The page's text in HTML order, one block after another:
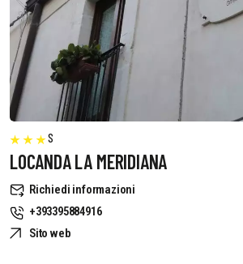
S
LOCANDA LA MERIDIANA
Richiedi informazioni
+393395884916
Sito web